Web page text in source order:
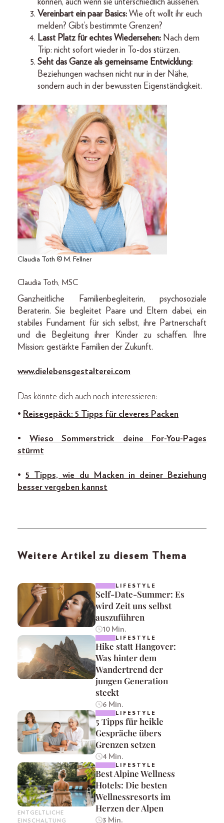
können, auch wenn sie unterschiedlich aussehen.
Vereinbart ein paar Basics: Wie oft wollt ihr euch
melden? Gibt’s bestimmte Grenzen?
Lasst Platz für echtes Wiedersehen: Nach dem
Trip: nicht sofort wieder in To-dos stürzen.
Seht das Ganze als gemeinsame Entwicklung:
Beziehungen wachsen nicht nur in der Nähe,
sondern auch in der bewussten Eigenständigkeit.
Claudia Toth © M. Fellner
Claudia Toth, MSC
Ganzheitliche ­Familienbegleiterin, psycho­soziale
Beraterin. Sie begleitet Paare und Eltern dabei, ein
stabiles Fundament für sich selbst, ihre Partnerschaft
und die Begleitung ihrer Kinder zu schaffen. Ihre
Mission: gestärkte Familien der Zukunft.
www.dielebensgestalterei.com
Das könnte dich auch noch interessieren:
• Reisegepäck: 5 Tipps für cleveres Packen
• Wieso Sommerstrick deine For-You-Pages
stürmt
•5 Tipps, wie du Macken in deiner Beziehung
besser vergeben kannst
Weitere Artikel zu diesem Thema
LIFESTYLE
Self-Date-Summer: Es
wird Zeit uns selbst
auszuführen
10 Min.
LIFESTYLE
Hike statt Hangover:
Was hinter dem
Wandertrend der
jungen Generation
steckt
6 Min.
LIFESTYLE
5 Tipps für heikle
Gespräche übers
Grenzen setzen
4 Min.
ENTGELTLICHE
EINSCHALTUNG
LIFESTYLE
Best Alpine Wellness
Hotels: Die besten
Wellnessresorts im
Herzen der Alpen
3 Min.